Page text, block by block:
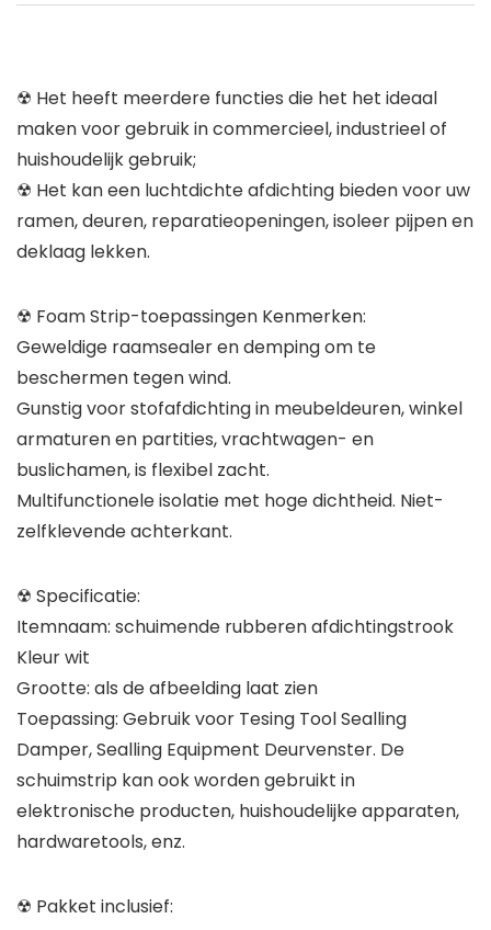
☢ Het heeft meerdere functies die het het ideaal
maken voor gebruik in commercieel, industrieel of
huishoudelijk gebruik;
☢ Het kan een luchtdichte afdichting bieden voor uw
ramen, deuren, reparatieopeningen, isoleer pijpen en
deklaag lekken.
☢ Foam Strip-toepassingen Kenmerken:
Geweldige raamsealer en demping om te
beschermen tegen wind.
Gunstig voor stofafdichting in meubeldeuren, winkel
armaturen en partities, vrachtwagen- en
buslichamen, is flexibel zacht.
Multifunctionele isolatie met hoge dichtheid. Niet-
zelfklevende achterkant.
☢ Specificatie:
Itemnaam: schuimende rubberen afdichtingstrook
Kleur wit
Grootte: als de afbeelding laat zien
Toepassing: Gebruik voor Tesing Tool Sealling
Damper, Sealling Equipment Deurvenster. De
schuimstrip kan ook worden gebruikt in
elektronische producten, huishoudelijke apparaten,
hardwaretools, enz.
☢ Pakket inclusief: